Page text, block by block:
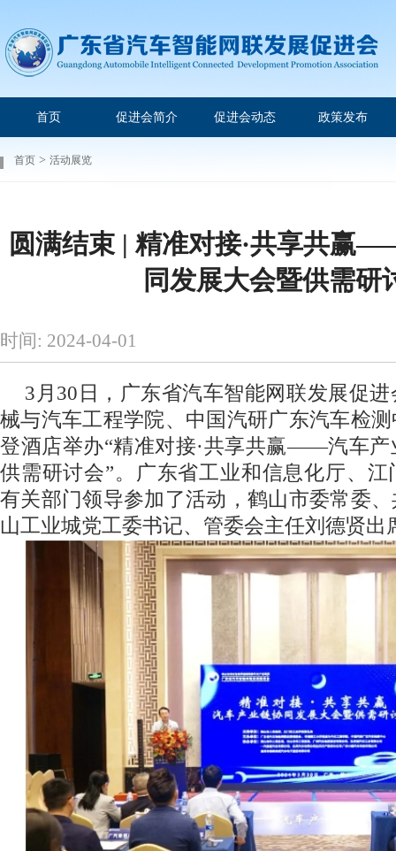
首页 促进会简介 促进会动态 政策发布
首页 > 活动展览
圆满结束 | 精准对接·共享共赢
同发展大会暨供需研
时间: 2024-04-01
3月30日，广东省汽车智能网联发展促
械与汽车工程学院、中国汽研广东汽车检
登酒店举办“精准对接·共享共赢——汽车产
供需研讨会”。广东省工业和信息化厅、
有关部门领导参加了活动，鹤山市委常委
山工业城党工委书记、管委会主任刘德贤出